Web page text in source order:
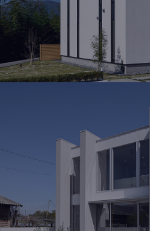
MODEL
岡山北モデルハ
岡山県勝田郡奈義町荒内
OPEN 10：00 ～ 19
見学予約